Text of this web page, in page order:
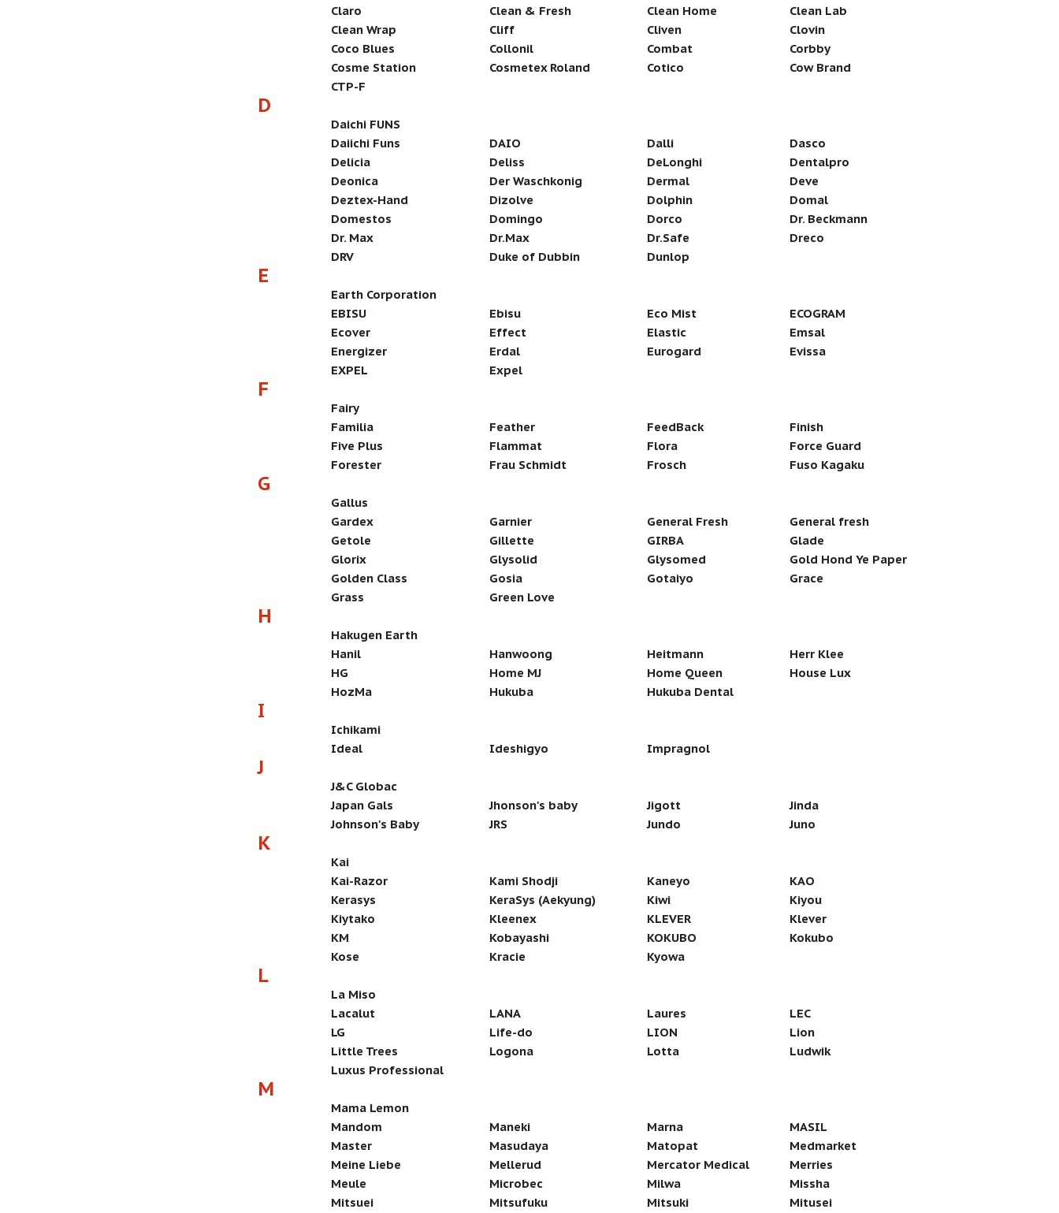
Claro
Clean & Fresh Clean Home
Clean Lab
Clean Wrap
Cliff Cliven
Clovin
Coco Blues
Collonil Combat
Corbby
Cosme Station
Cosmetex Roland Cotico
Cow Brand
CTP-F
D
Daichi FUNS
Daiichi Funs
DAIO Dalli
Dasco
Delicia
Deliss DeLonghi
Dentalpro
Deonica
Der Waschkonig Dermal
Deve
Deztex-Hand
Dizolve Dolphin
Domal
Domestos
Domingo Dorco
Dr. Beckmann
Dr. Max
Dr.Max Dr.Safe
Dreco
DRV
Duke of Dubbin Dunlop
E
Earth Corporation
EBISU
Ebisu Eco Mist
ECOGRAM
Ecover
Effect Elastic
Emsal
Energizer
Erdal Eurogard
Evissa
EXPEL
Expel
F
Fairy
Familia
Feather FeedBack
Finish
Five Plus
Flammat Flora
Force Guard
Forester
Frau Schmidt Frosch Fuso Kagaku
G
Gallus
Gardex
Garnier General Fresh
General fresh
Getole
Gillette GIRBA
Glade
Glorix
Glysolid Glysomed
Gold Hond Ye Paper
Golden Class
Gosia Gotaiyo
Grace
Grass
Green Love
H
Hakugen Earth
Hanil
Hanwoong Heitmann
Herr Klee
HG
Home MJ Home Queen
House Lux
HozMa
Hukuba Hukuba Dental
I
Ichikami
Ideal
Ideshigyo Impragnol
J
J&C Globac
Japan Gals
Jhonson's baby Jigott
Jinda
Johnson's Baby
JRS Jundo Juno
K
Kai
Kai-Razor
Kami Shodji Kaneyo
KAO
Kerasys
KeraSys (Aekyung) Kiwi
Kiyou
Kiytako
Kleenex KLEVER
Klever
KM
Kobayashi KOKUBO
Kokubo
Kose
Kracie Kyowa
L
La Miso
Lacalut
LANA Laures
LEC
LG
Life-do LION
Lion
Little Trees
Logona Lotta
Ludwik
Luxus Professional
M
Mama Lemon
Mandom
Maneki Marna
MASIL
Master
Masudaya Matopat
Medmarket
Meine Liebe
Mellerud Mercator Medical
Merries
Meule
Microbec Milwa
Missha
Mitsuei
Mitsufuku Mitsuki
Mitusei